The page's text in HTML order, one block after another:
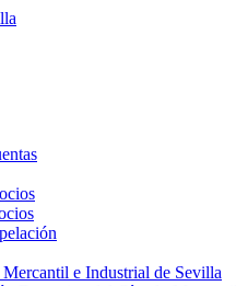
e Industrial de Sevilla